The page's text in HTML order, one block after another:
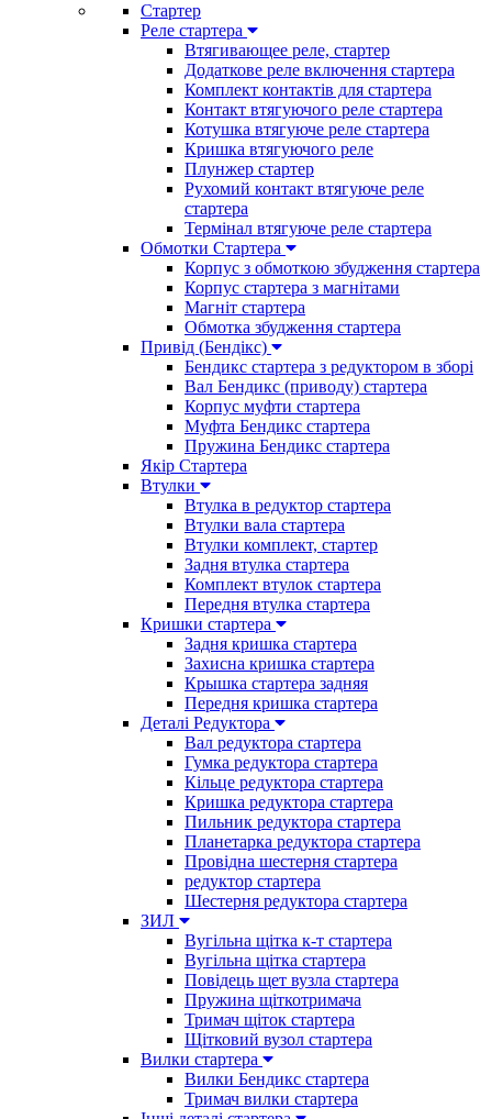
Стартер
Реле стартера
Втягивающее реле, стартер
Додаткове реле включення стартера
Комплект контактів для стартера
Контакт втягуючого реле стартера
Котушка втягуюче реле стартера
Кришка втягуючого реле
Плунжер стартер
Рухомий контакт втягуюче реле
стартера
Термінал втягуюче реле стартера
Обмотки Стартера
Корпус з обмоткою збудження стартера
Корпус стартера з магнітами
Магніт стартера
Обмотка збудження стартера
Привід (Бендікс)
Бендикс стартера з редуктором в зборі
Вал Бендикс (приводу) стартера
Корпус муфти стартера
Муфта Бендикс стартера
Пружина Бендикс стартера
Якір Стартера
Втулки
Втулка в редуктор стартера
Втулки вала стартера
Втулки комплект, стартер
Задня втулка стартера
Комплект втулок стартера
Передня втулка стартера
Кришки стартера
Задня кришка стартера
Захисна кришка стартера
Крышка стартера задняя
Передня кришка стартера
Деталі Редуктора
Вал редуктора стартера
Гумка редуктора стартера
Кільце редуктора стартера
Кришка редуктора стартера
Пильник редуктора стартера
Планетарка редуктора стартера
Провідна шестерня стартера
редуктор стартера
Шестерня редуктора стартера
ЗИЛ
Вугільна щітка к-т стартера
Вугільна щітка стартера
Повідець щет вузла стартера
Пружина щіткотримача
Тримач щіток стартера
Щітковий вузол стартера
Вилки стартера
Вилки Бендикс стартера
Тримач вилки стартера